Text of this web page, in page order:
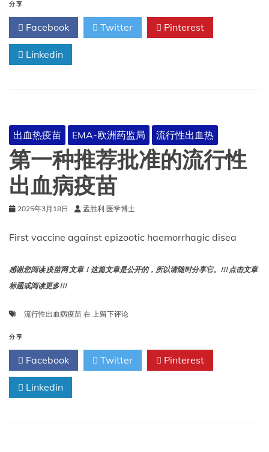
出
血
性
Hepizovac
分享
Facebook Twitter Pinterest
Linkedin
出血热疫苗 EMA-欧洲药监局 流行性出血热
第一种推荐批准的流行性
出血病疫苗
2025年3月18日 孟胜利 医学博士
First vaccine against epizootic haemorrhagic disea
感谢您阅读 疫苗网 文章！这篇文章是公开的，所以请随时分享它。!!! 点击文章
标题或阅读更多!!!
流行性出血病疫苗 在 第
推
荐
批
上留下评论
分享
Facebook Twitter Pinterest
Linkedin